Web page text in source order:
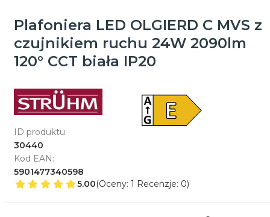
Plafoniera LED OLGIERD C MVS z
czujnikiem ruchu 24W 2090lm
120° CCT biała IP20
ID produktu:
30440
Kod EAN:
5901477340598
5.00(Oceny: 1 Recenzje: 0)